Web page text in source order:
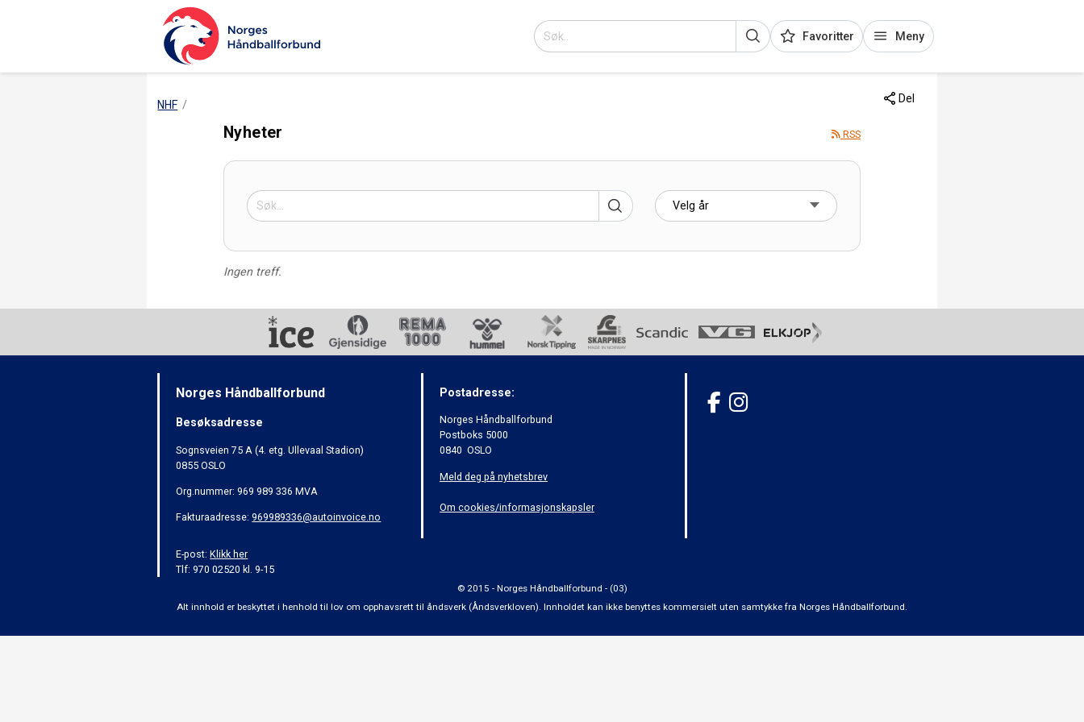
Favoritter Meny
NHF Del
Nyheter RSS
Ingen treff.
Norges Håndballforbund
Besøksadresse
Sognsveien 75 A (4. etg. Ullevaal Stadion)
0855 OSLO
Org.nummer: 969 989 336 MVA
Fakturaadresse:969989336@autoinvoice.no
E-post:Klikk her
Tlf: 970 02520 kl. 9-15
Postadresse:
Norges Håndballforbund
Postboks 5000
0840 OSLO
Meld deg på nyhetsbrev
Om cookies/informasjonskapsler
© 2015 - Norges Håndballforbund - (03)
Alt innhold er beskyttet i henhold til lov om opphavsrett til åndsverk (Åndsverkloven). Innholdet kan ikke benyttes kommersielt uten samtykke fra Norges Håndballforbund.